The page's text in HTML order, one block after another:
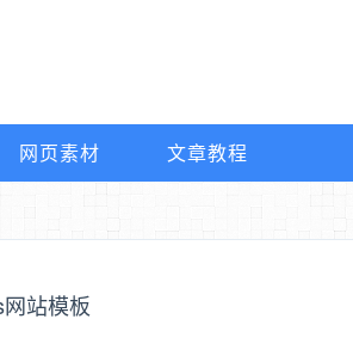
网页素材 文章教程
站模板